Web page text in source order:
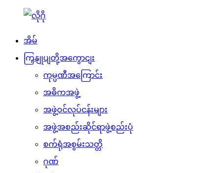
အိမ်
ကြှနျုပျတို့အကွောငျး
ကုမ္ပဏီအကြောင်း
အဓိကအဖွဲ့
အဖွဲ့ဝင်လုပ်ငန်းများ
အဖွဲ့အစည်းဆိုင်ရာဖွဲ့စည်းပုံ
စက်ရုံအစွမ်းသတ္တိ
ဂုဏ်